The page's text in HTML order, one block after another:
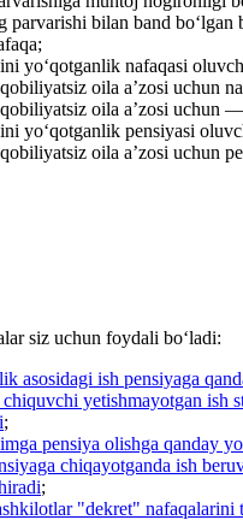
parvarishi bilan band boʻlgan
yoʻqotganlik nafaqasi
oila a’zosi uchun
oila a’zosi uchun
yoʻqotganlik pensiyasi
oila a’zosi uchun
siz uchun foydali boʻladi:
asosidagi ish pensiyaga
chiquvchi yetishmayotgan ish
;
pensiya olishga qanday
chiqayotganda ish
;
"dekret" nafaqalarini